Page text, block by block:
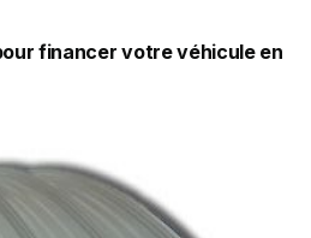
financer votre véhicule en